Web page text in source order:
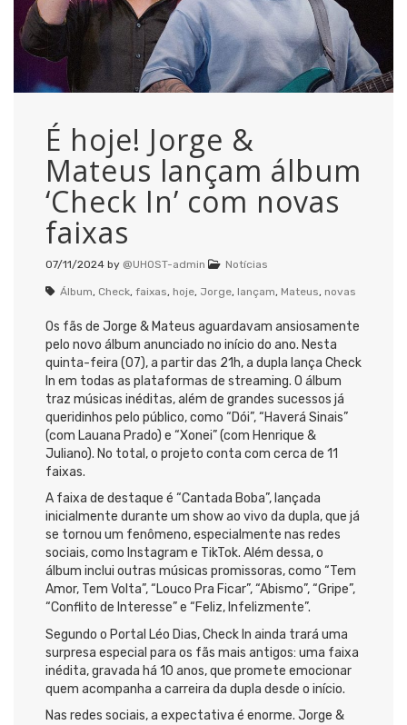
É hoje! Jorge &
Mateus lançam álbum
‘Check In’ com novas
faixas
07/11/2024 by @UHOST-admin Notícias
Álbum, Check, faixas, hoje, Jorge, lançam, Mateus, novas
Os fãs de Jorge & Mateus aguardavam ansiosamente
pelo novo álbum anunciado no início do ano. Nesta
quinta-feira (07), a partir das 21h, a dupla lança Check
In em todas as plataformas de streaming. O álbum
traz músicas inéditas, além de grandes sucessos já
queridinhos pelo público, como “Dói”, “Haverá Sinais”
(com Lauana Prado) e “Xonei” (com Henrique &
Juliano). No total, o projeto conta com cerca de 11
faixas.
A faixa de destaque é “Cantada Boba”, lançada
inicialmente durante um show ao vivo da dupla, que já
se tornou um fenômeno, especialmente nas redes
sociais, como Instagram e TikTok. Além dessa, o
álbum inclui outras músicas promissoras, como “Tem
Amor, Tem Volta”, “Louco Pra Ficar”, “Abismo”, “Gripe”,
“Conflito de Interesse” e “Feliz, Infelizmente”.
Segundo o Portal Léo Dias, Check In ainda trará uma
surpresa especial para os fãs mais antigos: uma faixa
inédita, gravada há 10 anos, que promete emocionar
quem acompanha a carreira da dupla desde o início.
Nas redes sociais, a expectativa é enorme. Jorge &